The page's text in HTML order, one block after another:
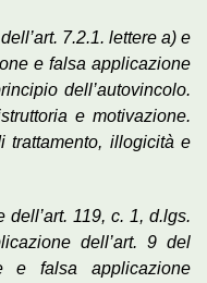
7.2.1. lettere a) e
e falsa applicazione
dell’autovincolo.
e motivazione.
trattamento, illogicità e
119, c. 1, d.lgs.
dell’art. 9 del
e falsa applicazione